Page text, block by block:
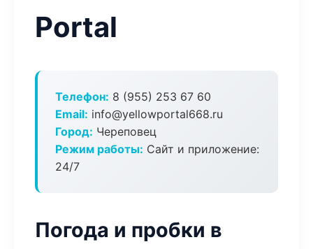
Portal
Телефон: 8 (955) 253 67 60
Email: info@yellowportal668.ru
Город: Череповец
Режим работы: Сайт и приложение:
24/7
Погода и пробки в